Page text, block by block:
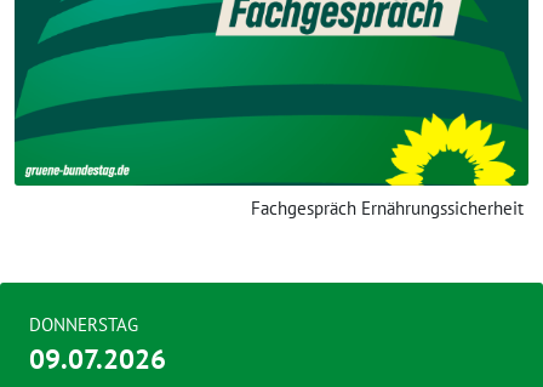
Fachgespräch Ernährungssicherheit
DONNERSTAG
09.07.2026